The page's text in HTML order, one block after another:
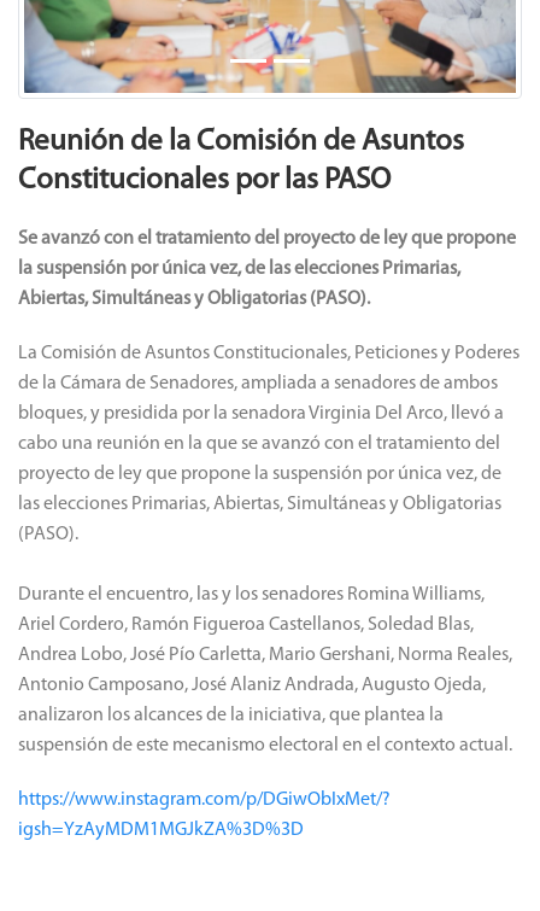
Reunión de la Comisión de Asuntos
Constitucionales por las PASO
Se avanzó con el tratamiento del proyecto de ley que propone
la suspensión por única vez, de las elecciones Primarias,
Abiertas, Simultáneas y Obligatorias (PASO).
La Comisión de Asuntos Constitucionales, Peticiones y Poderes
de la Cámara de Senadores, ampliada a senadores de ambos
bloques, y presidida por la senadora Virginia Del Arco, llevó a
cabo una reunión en la que se avanzó con el tratamiento del
proyecto de ley que propone la suspensión por única vez, de
las elecciones Primarias, Abiertas, Simultáneas y Obligatorias
(PASO).
Durante el encuentro, las y los senadores Romina Williams,
Ariel Cordero, Ramón Figueroa Castellanos, Soledad Blas,
Andrea Lobo, José Pío Carletta, Mario Gershani, Norma Reales,
Antonio Camposano, José Alaniz Andrada, Augusto Ojeda,
analizaron los alcances de la iniciativa, que plantea la
suspensión de este mecanismo electoral en el contexto actual.
https://www.instagram.com/p/DGiwObIxMet/?
igsh=YzAyMDM1MGJkZA%3D%3D